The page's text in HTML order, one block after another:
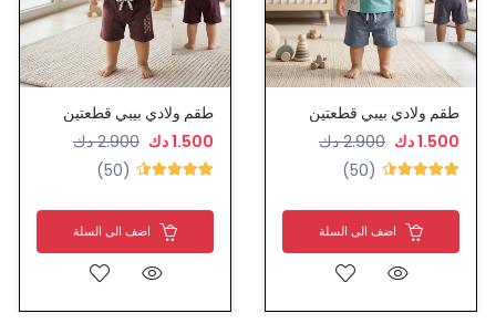
طقم ولادي بيبي قطعتين
1.500 دك
2.900 دك
(50)
اضف الى السلة
طقم ولادي بيبي قطعتين
1.500 دك
2.900 دك
(50)
اضف الى السلة